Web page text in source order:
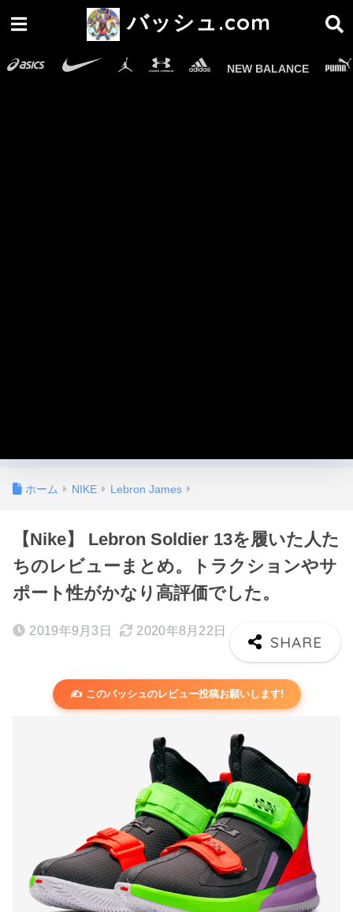
バッシュ.com
NEW BALANCE
ホーム NIKE Lebron James
【Nike】 Lebron Soldier 13を履いた人た
ちのレビューまとめ。トラクションやサ
ポート性がかなり高評価でした。
2019年9月3日 2020年8月22日
✍️ このバッシュのレビュー投稿お願いします!